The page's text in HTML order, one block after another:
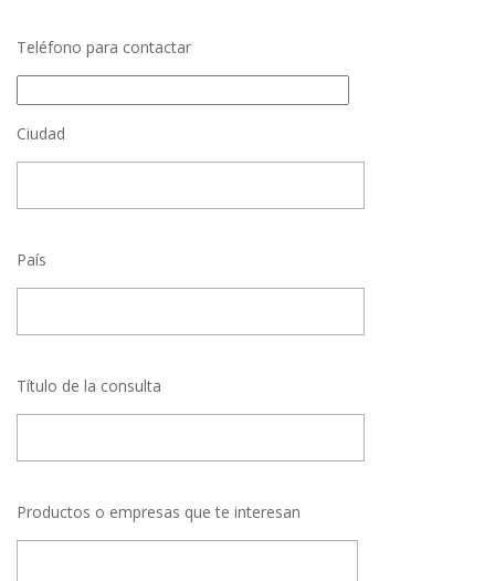
Teléfono para contactar
Ciudad
País
Título de la consulta
Productos o empresas que te interesan